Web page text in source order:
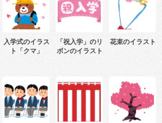
入学式のイラス
ト「クマ」
「祝入学」のリ
ボンのイラスト
花束のイラスト